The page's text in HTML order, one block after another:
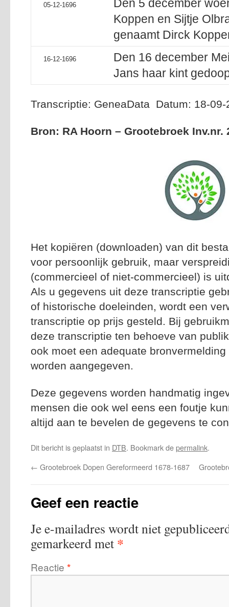
05-12-1696
Den 5 december
Koppen en Sijtje
genaamt Dirck
16-12-1696
Den 16 december
Jans haar kint
Transcriptie: GeneaData Datum: 18-09-
Bron: RA Hoorn – Grootebroek Inv.nr.
Het kopiëren (downloaden) van dit
voor persoonlijk gebruik, maar
(commercieel of niet-commercieel) is
Als u gegevens uit deze transcriptie
of historische doeleinden, wordt een
transcriptie op prijs gesteld. Bij
deze transcriptie ten behoeve van
ook moet een adequate
worden aangegeven.
Deze gegevens worden handmatig
mensen die ook wel eens een foutje
altijd aan te bevelen de gegevens te
Dit bericht is geplaatst in DTB. Bookmark depermalink.
← Grootebroek Dopen Gereformeerd 1678-1687
Geef een reactie
Je e-mailadres wordt niet
gemarkeerd met *
Reactie *